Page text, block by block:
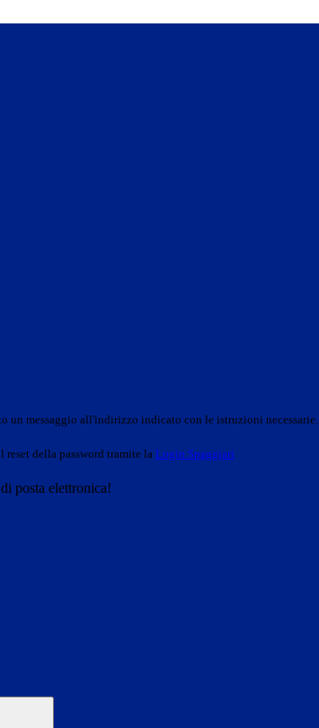
un messaggio all'indirizzo indicato con le istruzioni necessarie.
reset della password tramite la Login Spaggiari
posta elettronica!